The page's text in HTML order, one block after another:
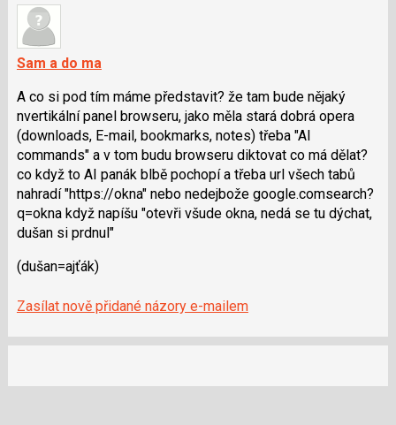
názor.
navigaci
použít
i
klávesy
N
pro
následující
a
P
předchozí
názor
Sam a do ma
A co si pod tím máme představit? že tam bude nějaký
nvertikální panel browseru, jako měla stará dobrá opera
(downloads, E-mail, bookmarks, notes) třeba "AI
commands" a v tom budu browseru diktovat co má dělat?
co když to AI panák blbě pochopí a třeba url všech tabů
nahradí "https://okna" nebo nedejbože google.comsear­ch?
q=okna když napíšu "otevři všude okna, nedá se tu dýchat,
dušan si prdnul"
(dušan=ajťák)
Zasílat nově přidané názory e-mailem